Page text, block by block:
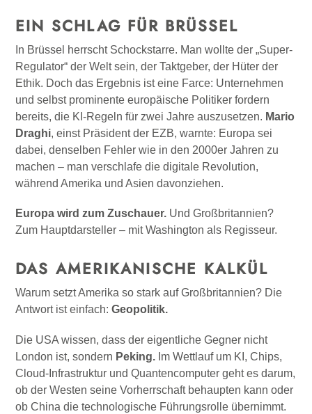
EIN SCHLAG FÜR BRÜSSEL
In Brüssel herrscht Schockstarre. Man wollte der „Super-
Regulator“ der Welt sein, der Taktgeber, der Hüter der
Ethik. Doch das Ergebnis ist eine Farce: Unternehmen
und selbst prominente europäische Politiker fordern
bereits, die KI-Regeln für zwei Jahre auszusetzen. Mario
Draghi, einst Präsident der EZB, warnte: Europa sei
dabei, denselben Fehler wie in den 2000er Jahren zu
machen – man verschlafe die digitale Revolution,
während Amerika und Asien davonziehen.
Europa wird zum Zuschauer. Und Großbritannien?
Zum Hauptdarsteller – mit Washington als Regisseur.
DAS AMERIKANISCHE KALKÜL
Warum setzt Amerika so stark auf Großbritannien? Die
Antwort ist einfach: Geopolitik.
Die USA wissen, dass der eigentliche Gegner nicht
London ist, sondern Peking. Im Wettlauf um KI, Chips,
Cloud-Infrastruktur und Quantencomputer geht es darum,
ob der Westen seine Vorherrschaft behaupten kann oder
ob China die technologische Führungsrolle übernimmt.